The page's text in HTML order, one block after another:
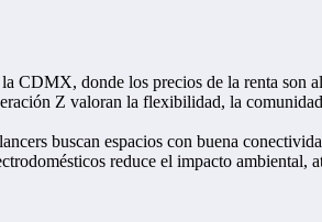
CDMX, donde los precios de la renta son
Z valoran la flexibilidad, la
buscan espacios con buena
reduce el impacto ambiental,